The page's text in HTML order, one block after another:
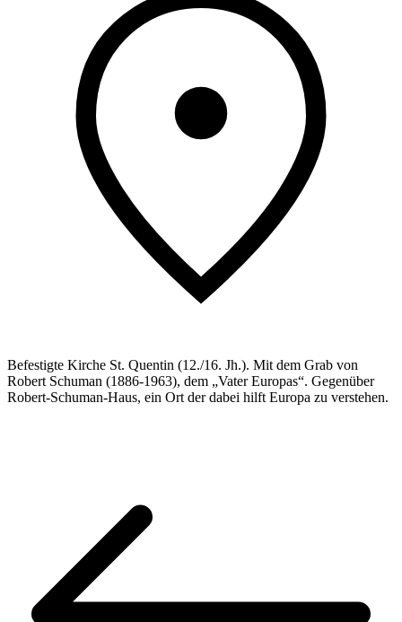
Befestigte Kirche St. Quentin (12./16. Jh.). Mit dem Grab von
Robert Schuman (1886-1963), dem „Vater Europas“. Gegenüber
Robert-Schuman-Haus, ein Ort der dabei hilft Europa zu verstehen.